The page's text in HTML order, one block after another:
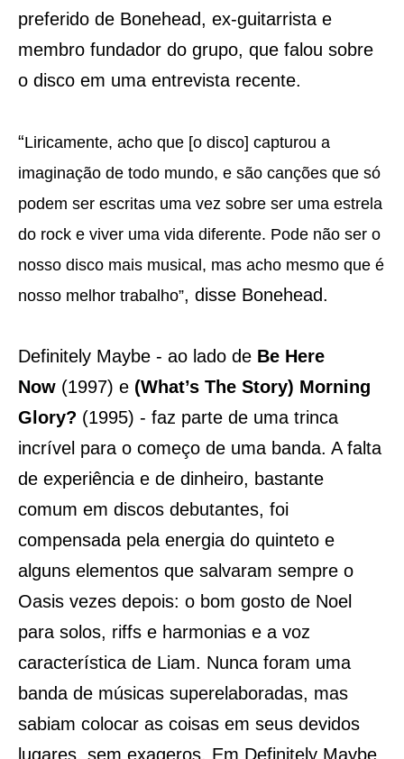
preferido de Bonehead, ex-guitarrista e
membro fundador do grupo, que falou sobre
o disco em uma entrevista recente.
“Liricamente, acho que [o disco] capturou a
imaginação de todo mundo, e são canções que só
podem ser escritas uma vez sobre ser uma estrela
do rock e viver uma vida diferente. Pode não ser o
nosso disco mais musical, mas acho mesmo que é
nosso melhor trabalho”, disse Bonehead.
Definitely Maybe - ao lado de Be Here
Now (1997) e (What’s The Story) Morning
Glory? (1995) - faz parte de uma trinca
incrível para o começo de uma banda. A falta
de experiência e de dinheiro, bastante
comum em discos debutantes, foi
compensada pela energia do quinteto e
alguns elementos que salvaram sempre o
Oasis vezes depois: o bom gosto de Noel
para solos, riffs e harmonias e a voz
característica de Liam. Nunca foram uma
banda de músicas superelaboradas, mas
sabiam colocar as coisas em seus devidos
lugares, sem exageros. Em Definitely Maybe